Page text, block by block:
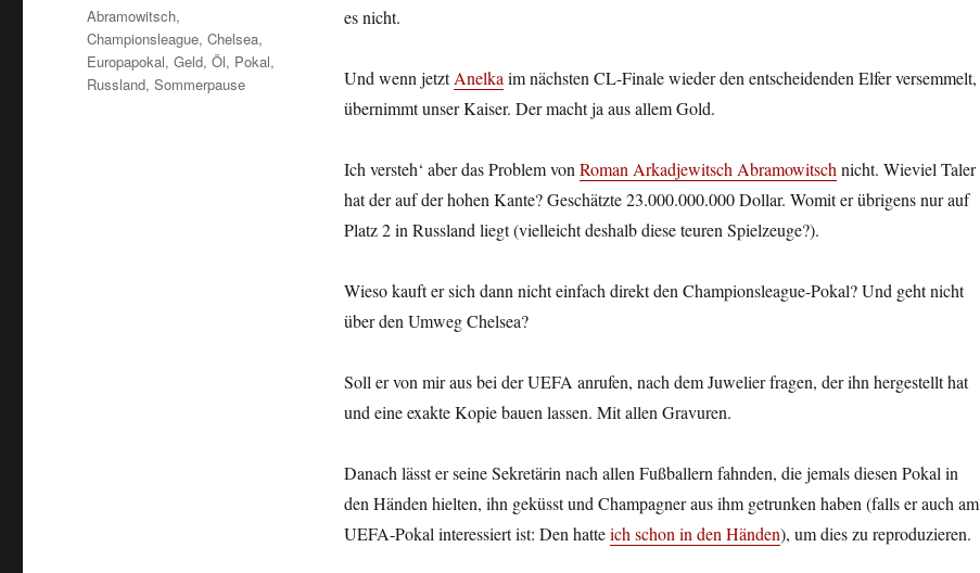
es nicht.
Und wenn jetztAnelkaim nächsten CL-Finale wieder den entscheidenden Elfer versemmelt,
übernimmt unser Kaiser. Der macht ja aus allem Gold.
Ich versteh‘ aber das Problem vonRoman Arkadjewitsch Abramowitschnicht. Wieviel Taler
hat der auf der hohen Kante? Geschätzte 23.000.000.000 Dollar. Womit er übrigens nur auf
Platz 2 in Russland liegt (vielleicht deshalb diese teuren Spielzeuge?).
Wieso kauft er sich dann nicht einfach direkt den Championsleague-Pokal? Und geht nicht
über den Umweg Chelsea?
Soll er von mir aus bei der UEFA anrufen, nach dem Juwelier fragen, der ihn hergestellt hat
und eine exakte Kopie bauen lassen. Mit allen Gravuren.
Danach lässt er seine Sekretärin nach allen Fußballern fahnden, die jemals diesen Pokal in
den Händen hielten, ihn geküsst und Champagner aus ihm getrunken haben (falls er auch am
UEFA-Pokal interessiert ist: Den hatteich schon in den Händen), um dies zu reproduzieren.
Schlagwörter
Abramowitsch,
Championsleague,Chelsea,
Europapokal,Geld,Öl, Pokal,
Russland,Sommerpause